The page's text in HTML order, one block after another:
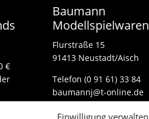
Einwilligung verwalten
€
Baumann
Modellspielwaren
Flurstraße 15
91413 Neustadt/Aisch
Telefon (0 91 61) 33 84
baumannj@t-online.de